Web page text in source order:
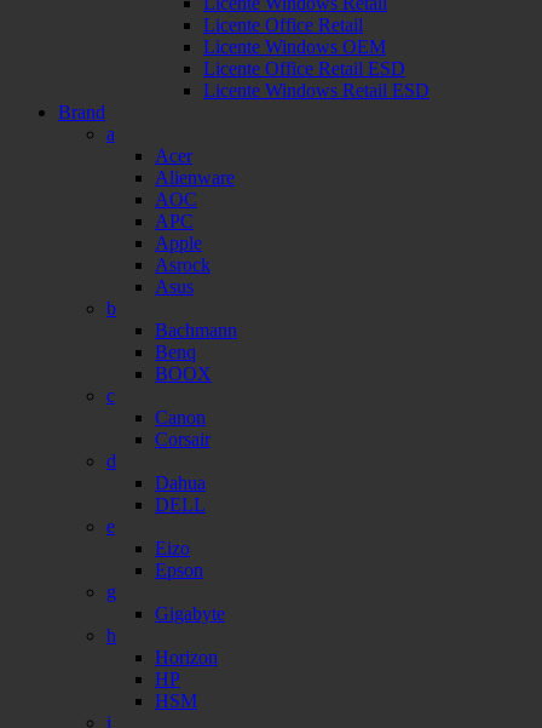
Licente Office Retail
Licente Windows OEM
Licente Office Retail ESD
Licente Windows Retail ESD
Brand
a
Acer
Alienware
AOC
APC
Apple
Asrock
Asus
b
Bachmann
Benq
BOOX
c
Canon
Corsair
d
Dahua
DELL
e
Eizo
Epson
g
Gigabyte
h
Horizon
HP
HSM
i